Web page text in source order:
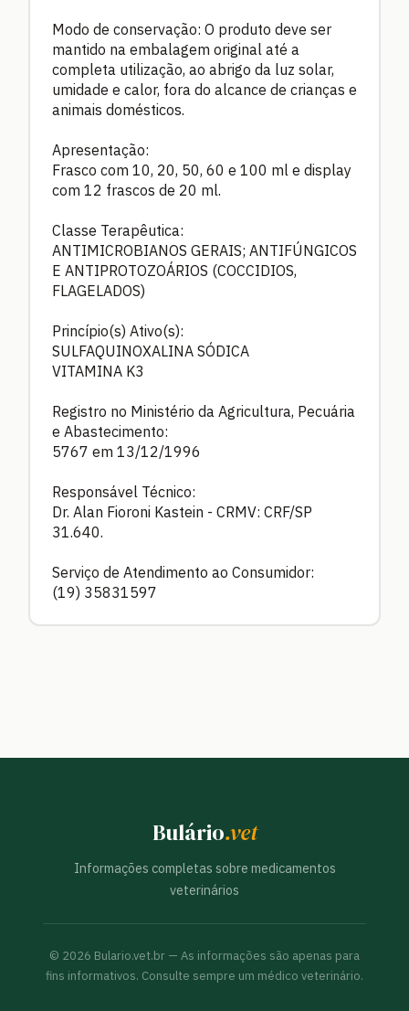
Modo de conservação: O produto deve ser
mantido na embalagem original até a
completa utilização, ao abrigo da luz solar,
umidade e calor, fora do alcance de crianças e
animais domésticos.
Apresentação:
Frasco com 10, 20, 50, 60 e 100 ml e display
com 12 frascos de 20 ml.
Classe Terapêutica:
ANTIMICROBIANOS GERAIS; ANTIFÚNGICOS
E ANTIPROTOZOÁRIOS (COCCIDIOS,
FLAGELADOS)
Princípio(s) Ativo(s):
SULFAQUINOXALINA SÓDICA
VITAMINA K3
Registro no Ministério da Agricultura, Pecuária
e Abastecimento:
5767 em 13/12/1996
Responsável Técnico:
Dr. Alan Fioroni Kastein - CRMV: CRF/SP
31.640.
Serviço de Atendimento ao Consumidor:
(19) 35831597
Bulário.vet
Informações completas sobre medicamentos
veterinários
© 2026 Bulario.vet.br — As informações são apenas para
fins informativos. Consulte sempre um médico veterinário.